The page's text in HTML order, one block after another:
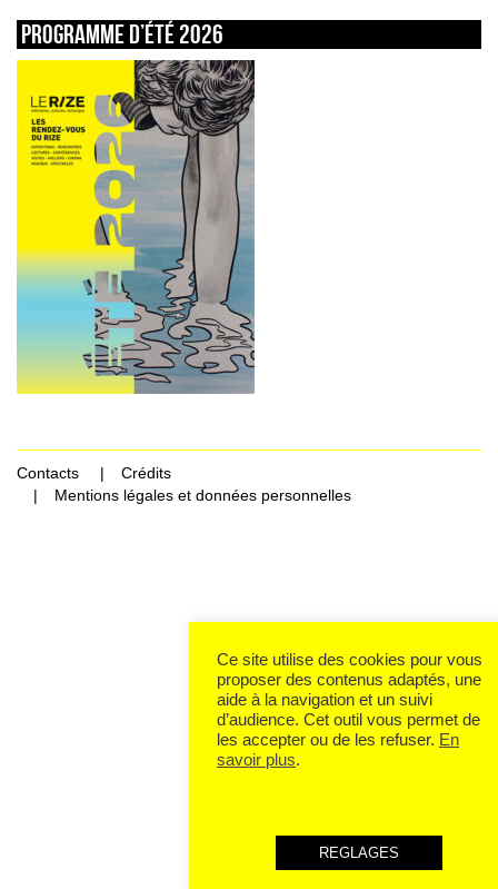
Programme d’été 2026
Contacts
Crédits
Mentions légales et données personnelles
Ce site utilise des cookies pour vous
proposer des contenus adaptés, une
aide à la navigation et un suivi
d’audience. Cet outil vous permet de
les accepter ou de les refuser. En
savoir plus.
REGLAGES